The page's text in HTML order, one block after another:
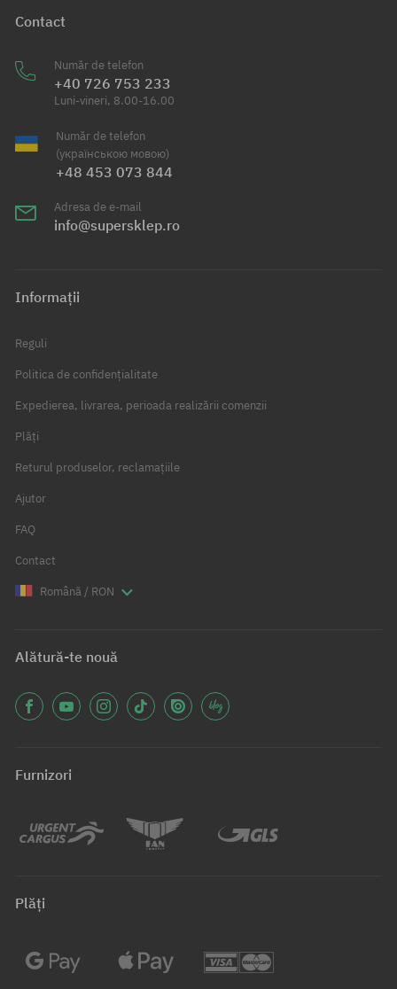
Contact
Număr de telefon
+40 726 753 233
Luni-vineri, 8.00-16.00
Număr de telefon
(українською мовою)
+48 453 073 844
Adresa de e-mail
info@supersklep.ro
Informații
Reguli
Politica de confidențialitate
Expedierea, livrarea, perioada realizării comenzii
Plăți
Returul produselor, reclamațiile
Ajutor
FAQ
Contact
Română / RON
Alătură-te nouă
Furnizori
Plăți